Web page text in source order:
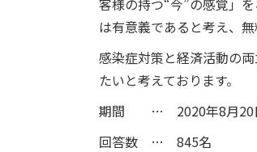
は有意義であると考え、
感染症対策と経済活動の
たいと考えております。
期間 … 2020年8月20
回答数 … 845名